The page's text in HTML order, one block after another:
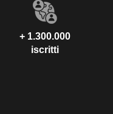
+ 1.300.000
iscritti